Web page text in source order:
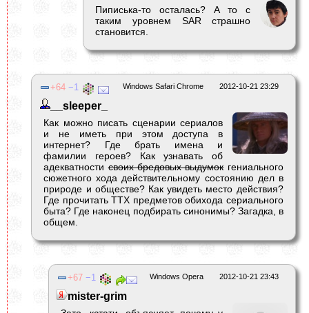
Пиписька-то осталась? А то с
таким уровнем SAR страшно
становится.
2012-10-21 23:29
Windows Safari Chrome
64 1
__sleeper_
Как можно писать сценарии сериалов
и не иметь при этом доступа в
интернет? Где брать имена и
фамилии героев? Как узнавать об
адекватностисвоих бредовых выдумокгениального
сюжетного хода действительному состоянию дел в
природе и обществе? Как увидеть место действия?
Где прочитать ТТХ предметов обихода сериального
быта? Где наконец подбирать синонимы? Загадка, в
общем.
2012-10-21 23:43
Windows Opera
67 1
mister-grim